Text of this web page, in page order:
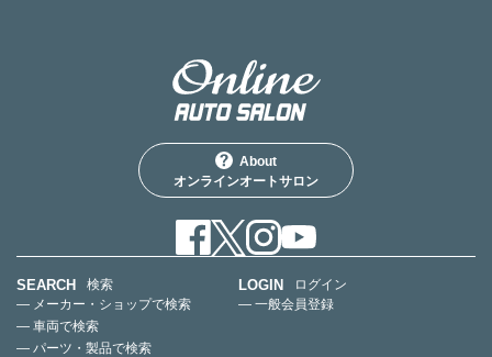
About
オンラインオートサロン
SEARCH
検索
— メーカー・ショップで検索
— 車両で検索
— パーツ・製品で検索
LOGIN
ログイン
— 一般会員登録